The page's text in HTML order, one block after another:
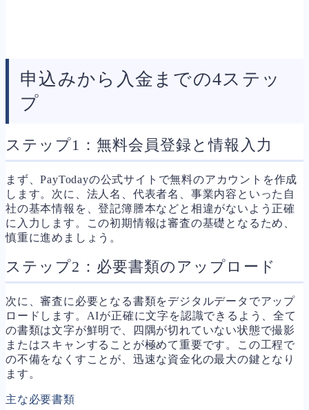
申込みから入金までの4ステッ
プ
ステップ1：無料会員登録と情報入力
まず、PayTodayの公式サイトで無料のアカウントを作成
します。次に、法人名、代表者名、事業内容といった自
社の基本情報を、登記簿謄本などと相違がないよう正確
に入力します。この初期情報は審査の基礎となるため、
慎重に進めましょう。
ステップ2：必要書類のアップロード
次に、審査に必要となる書類をデジタルデータでアップ
ロードします。AIが正確に文字を認識できるよう、全て
の書類は文字が鮮明で、四隅が切れていない状態で撮影
またはスキャンすることが極めて重要です。この工程で
の不備をなくすことが、迅速な資金化の最大の鍵となり
ます。
主な必要書類